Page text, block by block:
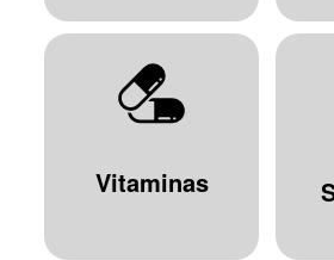
Vitaminas